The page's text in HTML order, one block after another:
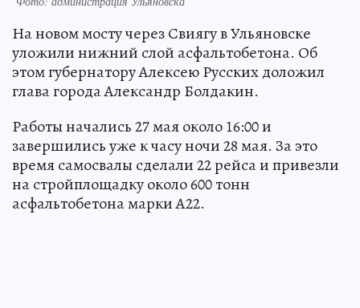
На новом мосту через Свиягу в Ульяновске
уложили нижний слой асфальтобетона. Об
этом губернатору Алексею Русских доложил
глава города Александр Болдакин.
Работы начались 27 мая около 16:00 и
завершились уже к часу ночи 28 мая. За это
время самосвалы сделали 22 рейса и привезли
на стройплощадку около 600 тонн
асфальтобетона марки А22.